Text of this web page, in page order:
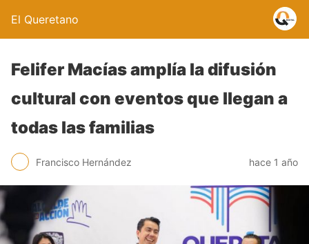
El Queretano
Felifer Macías amplía la difusión
cultural con eventos que llegan a
todas las familias
Francisco Hernández hace 1 año